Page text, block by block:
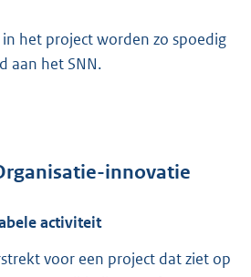
het project worden zo spoedig
aan het SNN.
innovatie
activiteit
voor een project dat ziet op